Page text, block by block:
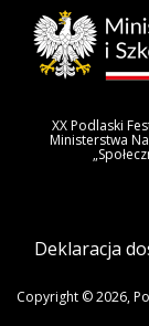
XX Podlaski
Ministerstwa
Deklaracja
Copyright © 2026,